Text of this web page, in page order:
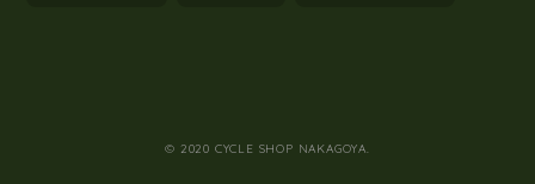
© 2020 CYCLE SHOP NAKAGOYA.